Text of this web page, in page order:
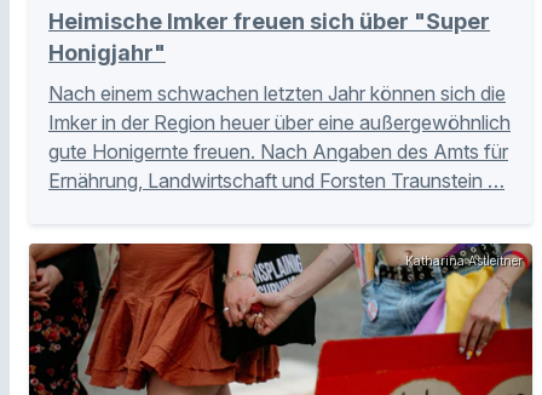
Heimische Imker freuen sich über "Super
Honigjahr"
Nach einem schwachen letzten Jahr können sich die
Imker in der Region heuer über eine außergewöhnlich
gute Honigernte freuen. Nach Angaben des Amts für
Ernährung, Landwirtschaft und Forsten Traunstein …
Katharina Astleitner